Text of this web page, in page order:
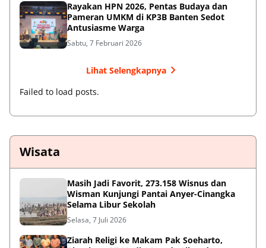
Rayakan HPN 2026, Pentas Budaya dan
Pameran UMKM di KP3B Banten Sedot
Antusiasme Warga
Sabtu, 7 Februari 2026
Lihat Selengkapnya
Failed to load posts.
Wisata
Masih Jadi Favorit, 273.158 Wisnus dan
Wisman Kunjungi Pantai Anyer-Cinangka
Selama Libur Sekolah
Selasa, 7 Juli 2026
Ziarah Religi ke Makam Pak Soeharto,